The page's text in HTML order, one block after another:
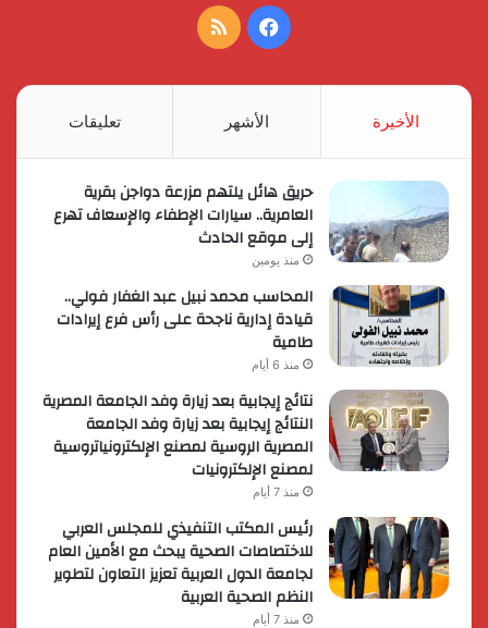
فيسبوكملخص
الأخيرة الأشهر تعليقات
حريق هائل يلتهم مزرعة دواجن بقرية
العامرية.. سيارات الإطفاء والإسعاف تهرع
إلى موقع الحادث
منذ يومين
المحاسب محمد نبيل عبد الغفار فولي..
قيادة إدارية ناجحة على رأس فرع إيرادات
طامية
منذ 6 أيام
نتائج إيجابية بعد زيارة وفد الجامعة المصرية
النتائج إيجابية بعد زيارة وفد الجامعة
المصرية الروسية لمصنع الإلكترونياتروسية
لمصنع الإلكترونيات
منذ 7 أيام
رئيس المكتب التنفيذي للمجلس العربي
للاختصاصات الصحية يبحث مع الأمين العام
لجامعة الدول العربية تعزيز التعاون لتطوير
النظم الصحية العربية
منذ 7 أيام